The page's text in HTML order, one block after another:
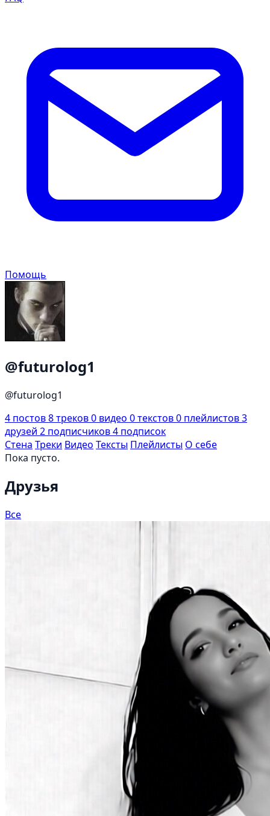
Помощь
@futurolog1
@futurolog1
4 постов8треков0 видео 0текстов0 плейлистов3
друзей 2 подписчиков4 подписок
Стена Треки Видео Тексты Плейлисты О себе
Пока пусто.
Друзья
Все